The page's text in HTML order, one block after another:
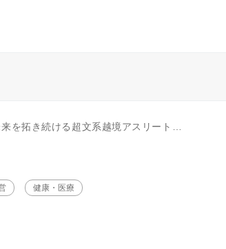
る超文系越境アスリートと考える、AI時代のプロ意識とミドルエイジキャリア
健康・医療